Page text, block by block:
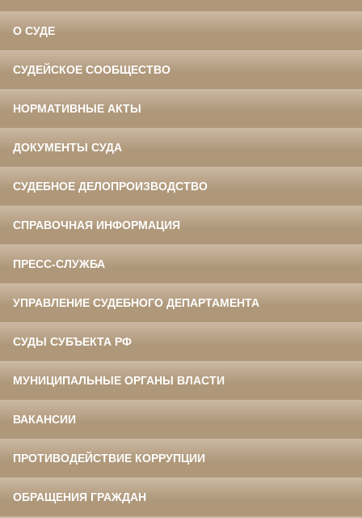
О СУДЕ
СУДЕЙСКОЕ СООБЩЕСТВО
НОРМАТИВНЫЕ АКТЫ
ДОКУМЕНТЫ СУДА
СУДЕБНОЕ ДЕЛОПРОИЗВОДСТВО
СПРАВОЧНАЯ ИНФОРМАЦИЯ
ПРЕСС-СЛУЖБА
УПРАВЛЕНИЕ СУДЕБНОГО ДЕПАРТАМЕНТА
СУДЫ СУБЪЕКТА РФ
МУНИЦИПАЛЬНЫЕ ОРГАНЫ ВЛАСТИ
ВАКАНСИИ
ПРОТИВОДЕЙСТВИЕ КОРРУПЦИИ
ОБРАЩЕНИЯ ГРАЖДАН